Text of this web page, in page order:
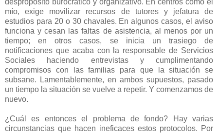
mío, exige movilizar recursos de tutores y jefatura de
estudios para 20 o 30 chavales. En algunos casos, el aviso
funciona y cesan las faltas de asistencia, al menos por un
tiempo; en otros casos, se inicia un trasiego de
notificaciones que acaba con la responsable de Servicios
Sociales haciendo entrevistas y cumplimentando
compromisos con las familias para que la situación se
subsane. Lamentablemente, en ambos supuestos, pasado
un tiempo la situación se vuelve a repetir. Y comenzamos de
nuevo.
¿Cuál es entonces el problema de fondo? Hay varias
circunstancias que hacen ineficaces estos protocolos. Por